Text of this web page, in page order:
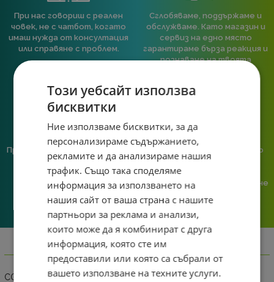
При нас говориш с реален
човек, не с чатбот, когато
имаш нужда от консултация
или справяне с проблем.
Сглобяваме, поддържаме и
обслужваме. Като магазин и
сервиз на едно място
гарантираме бърза реакция и
познаване на твоята
Предлагаме различни методи
на плащане, включително
възможност за плащане с
криптовалута.
Ние сме малък екип и точно
затова поемаме лична
отговорност за всяка
поръчка. Ако има проблем – не
решаваме.
Информация
COUGAR ARENA X Gaming Mouse Pad, 1000x400x5mm, Black
Този уебсайт използва
бисквитки
Ние използваме бисквитки, за да
персонализираме съдържанието,
рекламите и да анализираме нашия
трафик. Също така споделяме
информация за използването на
нашия сайт от ваша страна с нашите
партньори за реклама и анализи,
които може да я комбинират с друга
информация, която сте им
предоставили или която са събрали от
вашето използване на техните услуги.